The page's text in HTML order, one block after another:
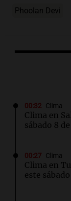
Phoolan Devi
00:32 Clima
Clima en
sábado 8
00:27 Clima
Clima en
este